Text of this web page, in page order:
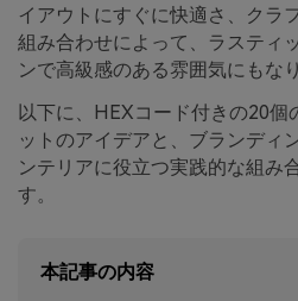
イアウトにすぐに快適さ、クラ
組み合わせによって、ラスティ
ンで高級感のある雰囲気にもな
以下に、HEXコード付きの20個
ットのアイデアと、ブランディ
ンテリアに役立つ実践的な組み
す。
本記事の内容